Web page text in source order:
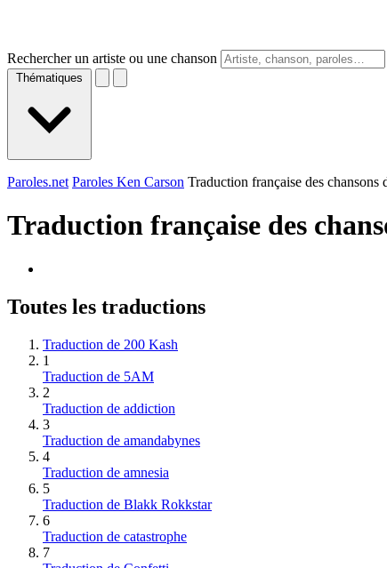
Rechercher un artiste ou une chanson
Thématiques
Paroles.net Paroles Ken Carson Traduction française des chansons
Traduction française des
Toutes les traductions
Traduction de 200 Kash
1
Traduction de 5AM
2
Traduction de addiction
3
Traduction de amandabynes
4
Traduction de amnesia
5
Traduction de Blakk Rokkstar
6
Traduction de catastrophe
7